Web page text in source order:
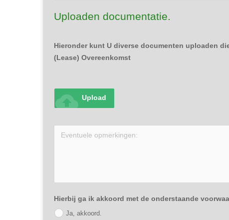
Uploaden documentatie.
Hieronder kunt U diverse documenten uploaden
(Lease) Overeenkomst
cloud_upload Upload
Hierbij ga ik akkoord met de onderstaande
Ja, akkoord.